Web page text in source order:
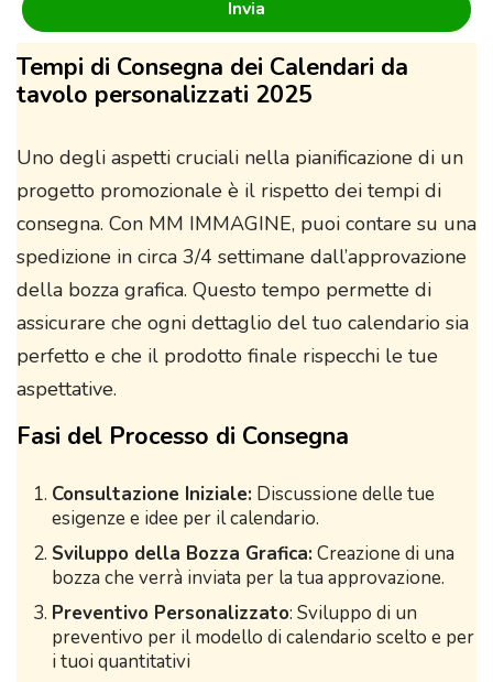
Tempi di Consegna dei Calendari da
tavolo personalizzati 2025
Uno degli aspetti cruciali nella pianificazione di un
progetto promozionale è il rispetto dei tempi di
consegna. Con MM IMMAGINE, puoi contare su una
spedizione in circa 3/4 settimane dall’approvazione
della bozza grafica. Questo tempo permette di
assicurare che ogni dettaglio del tuo calendario sia
perfetto e che il prodotto finale rispecchi le tue
aspettative.
Fasi del Processo di Consegna
Consultazione Iniziale: Discussione delle tue
esigenze e idee per il calendario.
Sviluppo della Bozza Grafica: Creazione di una
bozza che verrà inviata per la tua approvazione.
Preventivo Personalizzato: Sviluppo di un
preventivo per il modello di calendario scelto e per
i tuoi quantitativi